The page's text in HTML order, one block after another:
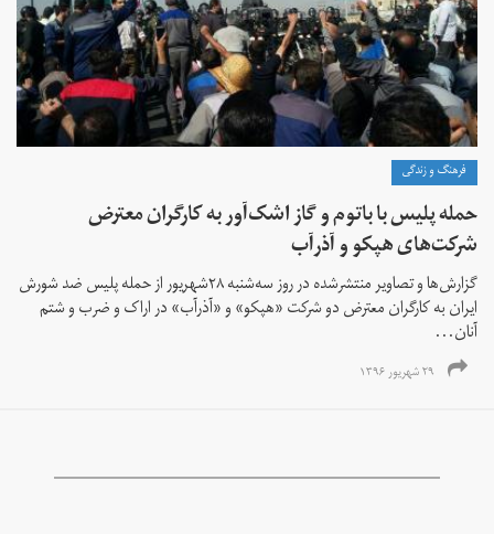
فرهنگ و زندگی
حمله پلیس با باتوم و گاز اشک‌آور به کارگران معترض
شرکت‌های هپکو و آذرآب
گزارش‌ها و تصاویر منتشرشده در روز سه‌شنبه ۲۸شهریور از حمله پلیس ضد‌ شورش
ایران به کارگران معترض دو شرکت «هپکو» و «آذرآب» در اراک و ضرب و شتم
آنان...
۲۹ شهریور ۱۳۹۶